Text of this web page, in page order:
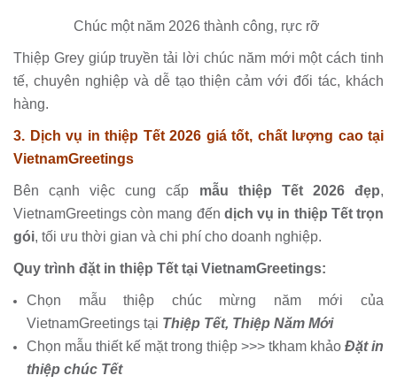
Chúc một năm 2026 thành công, rực rỡ
Thiệp Grey giúp truyền tải lời chúc năm mới một cách tinh
tế, chuyên nghiệp và dễ tạo thiện cảm với đối tác, khách
hàng.
3. Dịch vụ in thiệp Tết 2026 giá tốt, chất lượng cao tại
VietnamGreetings
Bên cạnh việc cung cấp mẫu thiệp Tết 2026 đẹp,
VietnamGreetings còn mang đến dịch vụ in thiệp Tết trọn
gói, tối ưu thời gian và chi phí cho doanh nghiệp.
Quy trình đặt in thiệp Tết tại VietnamGreetings:
Chọn mẫu thiệp chúc mừng năm mới của
VietnamGreetings tại Thiệp Tết, Thiệp Năm Mới
Chọn mẫu thiết kế mặt trong thiệp >>> tkham khảo Đặt in
thiệp chúc Tết